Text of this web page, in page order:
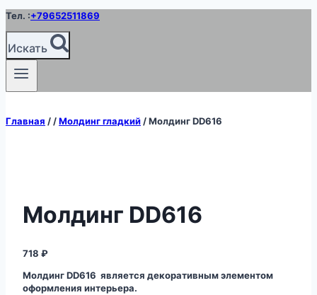
Перейти
содержимому
Тел. :+79652511869
Искать
Главная / /Молдинг гладкий /Молдинг DD616
Молдинг DD616
718 ₽
Молдинг DD616 является декоративным элементом
оформления интерьера.